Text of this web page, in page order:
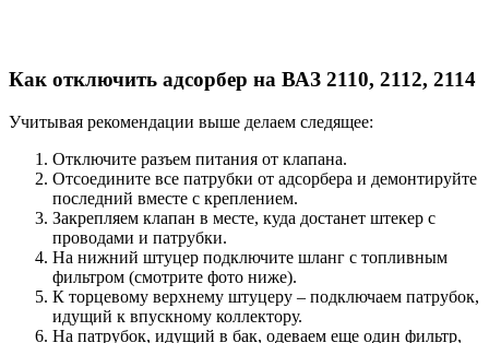
Как отключить адсорбер на ВАЗ 2110, 2112, 2114
Учитывая рекомендации выше делаем следящее:
Отключите разъем питания от клапана.
Отсоедините все патрубки от адсорбера и демонтируйте
последний вместе с креплением.
Закрепляем клапан в месте, куда достанет штекер с
проводами и патрубки.
На нижний штуцер подключите шланг с топливным
фильтром (смотрите фото ниже).
К торцевому верхнему штуцеру – подключаем патрубок,
идущий к впускному коллектору.
На патрубок, идущий в бак, одеваем еще один фильтр,